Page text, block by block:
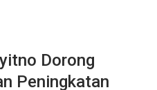
Dorong
Peningkatan